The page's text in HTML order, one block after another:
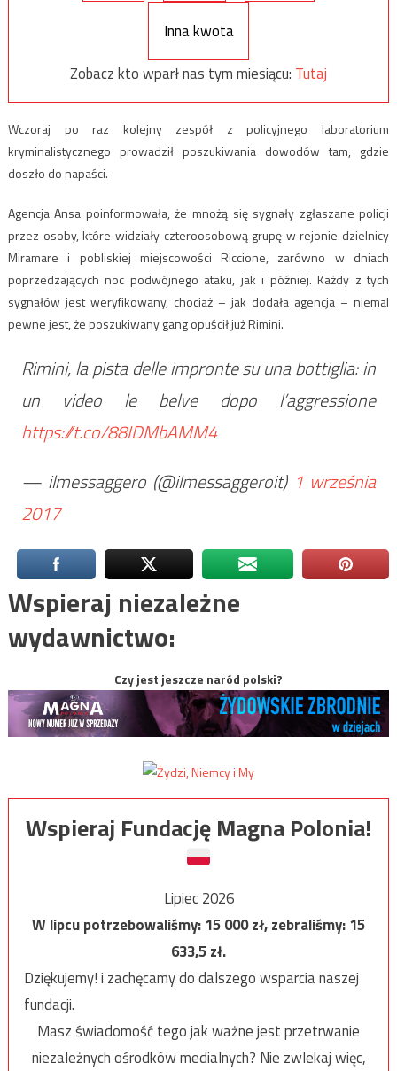
Inna kwota
Zobacz kto wparł nas tym miesiącu: Tutaj
Wczoraj po raz kolejny zespół z policyjnego laboratorium
kryminalistycznego prowadził poszukiwania dowodów tam, gdzie
doszło do napaści.
Agencja Ansa poinformowała, że mnożą się sygnały zgłaszane policji
przez osoby, które widziały czteroosobową grupę w rejonie dzielnicy
Miramare i pobliskiej miejscowości Riccione, zarówno w dniach
poprzedzających noc podwójnego ataku, jak i później. Każdy z tych
sygnałów jest weryfikowany, chociaż – jak dodała agencja – niemal
pewne jest, że poszukiwany gang opuścił już Rimini.
Rimini, la pista delle impronte su una bottiglia: in
un video le belve dopo l’aggressione
https://t.co/88IDMbAMM4
— ilmessaggero (@ilmessaggeroit) 1 września
2017
Wspieraj niezależne
wydawnictwo:
Czy jest jeszcze naród polski?
Wspieraj Fundację Magna Polonia!
Lipiec 2026
W lipcu potrzebowaliśmy:15 000zł, zebraliśmy:15
633,5zł.
Dziękujemy! i zachęcamy do dalszego wsparcia naszej
fundacji.
Masz świadomość tego jak ważne jest przetrwanie
niezależnych ośrodków medialnych? Nie zwlekaj więc,